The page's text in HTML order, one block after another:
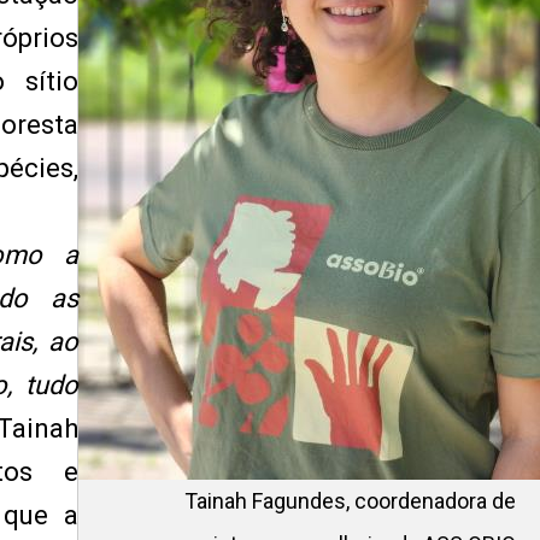
Tainah Fagundes, coordenadora de
sítio
a
as
ao
tudo
e
a